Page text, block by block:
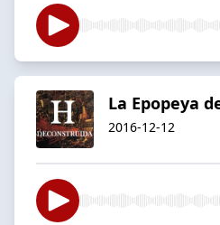
La Epopeya
2016-12-12